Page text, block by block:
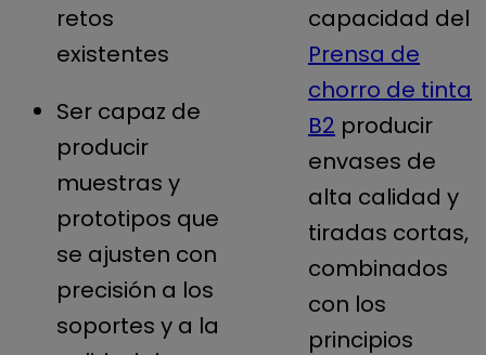
retos
existentes
Ser capaz de
producir
muestras y
prototipos que
se ajusten con
precisión a los
soportes y a la
capacidad del
Prensa de
chorro de tinta
B2 producir
envases de
alta calidad y
tiradas cortas,
combinados
con los
principios